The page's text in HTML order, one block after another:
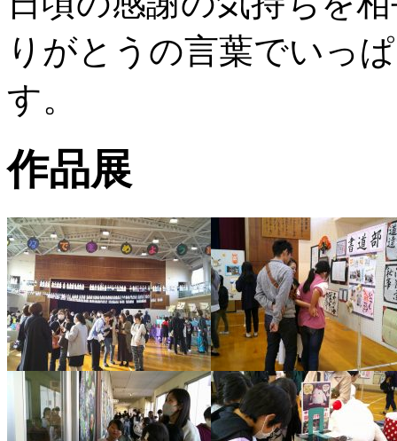
りがとうの言葉でいっ
す。
作品展